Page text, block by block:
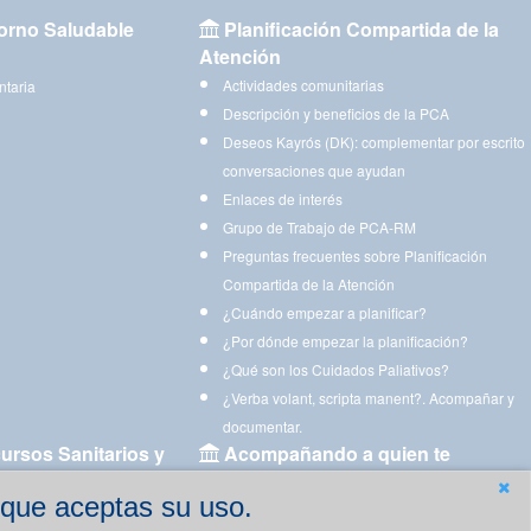
aceptas su uso.
Saludable
Planificación Compartida de la
Atención
Actividades comunitarias
Descripción y beneficios de la PCA
Deseos Kayrós (DK): complementar por escrito
conversaciones que ayudan
Enlaces de interés
Grupo de Trabajo de PCA-RM
Preguntas frecuentes sobre Planificación
Compartida de la Atención
¿Cuándo empezar a planificar?
¿Por dónde empezar la planificación?
¿Qué son los Cuidados Paliativos?
¿Verba volant, scripta manent?. Acompañar y
documentar.
Sanitarios y
Acompañando a quien te
Aplicaciones para descargar